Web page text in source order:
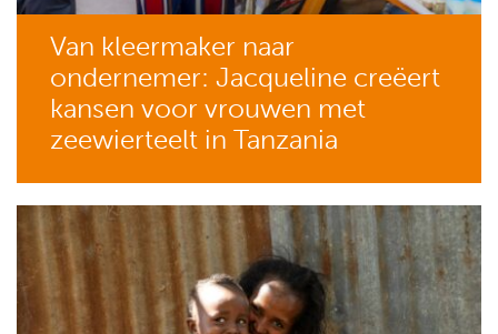
Van kleermaker naar
ondernemer: Jacqueline creëert
kansen voor vrouwen met
zeewierteelt in Tanzania